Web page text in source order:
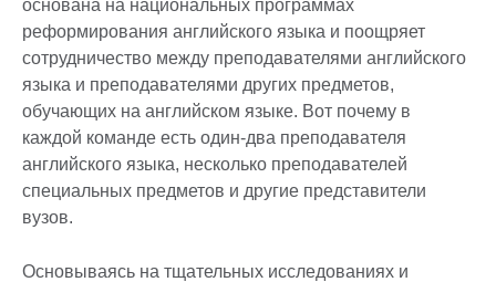
основана на национальных программах
реформирования английского языка и поощряет
сотрудничество между преподавателями английского
языка и преподавателями других предметов,
обучающих на английском языке. Вот почему в
каждой команде есть один-два преподавателя
английского языка, несколько преподавателей
специальных предметов и другие представители
вузов.
Основываясь на тщательных исследованиях и